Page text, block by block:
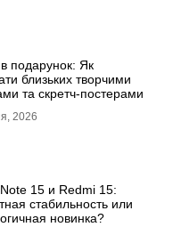
в подарунок: Як
близьких творчими
та скретч-постерами
2026
15 и Redmi 15:
стабильность или
новинка?